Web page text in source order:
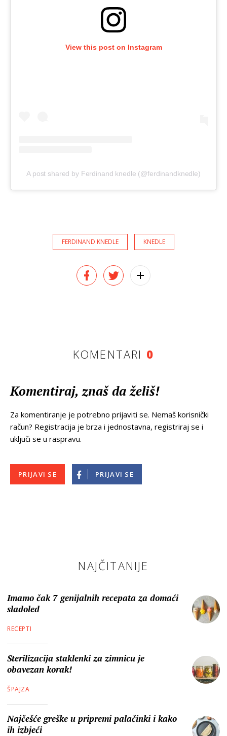
View this post on Instagram
A post shared by Ferdinand knedle (@ferdinandknedle)
FERDINAND KNEDLE KNEDLE
KOMENTARI 0
Komentiraj, znaš da želiš!
Za komentiranje je potrebno prijaviti se. Nemaš korisnički
račun? Registracija je brza i jednostavna, registriraj se i
uključi se u raspravu.
PRIJAVI SE PRIJAVI SE
NAJČITANIJE
Imamo čak 7 genijalnih recepata za domaći
sladoled
RECEPTI
Sterilizacija staklenki za zimnicu je
obavezan korak!
ŠPAJZA
Najčešće greške u pripremi palačinki i kako
ih izbjeći